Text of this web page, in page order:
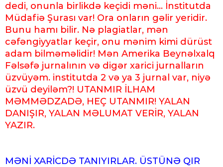
dedi, onunla birlikdə keçidi məni... İnstitutda
Müdafiə Şurası var! Ora onların gəlir yeridir.
Bunu hamı bilir. Nə plagiatlar, mən
cəfəngiyyatlar keçir, onu mənim kimi dürüst
adam bilməməlidir! Mən Amerika Beynəlxalq
Fəlsəfə jurnalının və digər xarici jurnalların
üzvüyəm. institutda 2 və ya 3 jurnal var, niyə
üzvü deyiləm?! UTANMIR İLHAM
MƏMMƏDZADƏ, HEÇ UTANMIR! YALAN
DANIŞIR, YALAN MƏLUMAT VERİR, YALAN
YAZIR.
MƏNİ XARİCDƏ TANIYIRLAR. ÜSTÜNƏ QIR